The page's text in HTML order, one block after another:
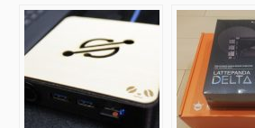
PC「LattePanda
Alpha」にWindows
10をインストール
＆レビュー
ーター
「
購入レビ